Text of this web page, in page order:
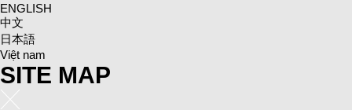
ENGLISH
中文
日本語
Việt nam
SITE MAP